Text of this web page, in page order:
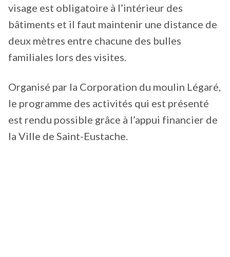
visage est obligatoire à l’intérieur des
bâtiments et il faut maintenir une distance de
deux mètres entre chacune des bulles
familiales lors des visites.
Organisé par la Corporation du moulin Légaré,
le programme des activités qui est présenté
est rendu possible grâce à l’appui financier de
la Ville de Saint-Eustache.